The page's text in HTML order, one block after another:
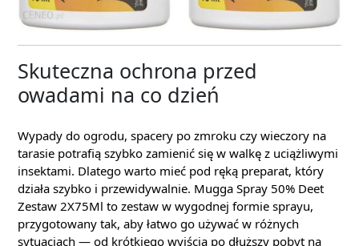
Skuteczna ochrona przed
owadami na co dzień
Wypady do ogrodu, spacery po zmroku czy wieczory na
tarasie potrafią szybko zamienić się w walkę z uciążliwymi
insektami. Dlatego warto mieć pod ręką preparat, który
działa szybko i przewidywalnie. Mugga Spray 50% Deet
Zestaw 2X75Ml to zestaw w wygodnej formie sprayu,
przygotowany tak, aby łatwo go używać w różnych
sytuacjach — od krótkiego wyjścia po dłuższy pobyt na